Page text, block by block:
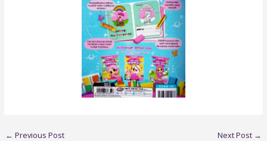
← Previous Post Next Post →